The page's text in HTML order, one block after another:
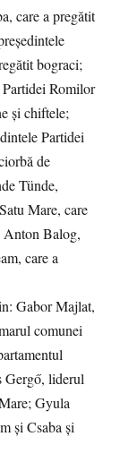
care a pregătit
bograci;
Romilor
și chiftele;
Partidei
de
Tünde,
Mare, care
Anton Balog,
care a
Gabor Majlat,
comunei
Gergő, liderul
Gyula
și Csaba și